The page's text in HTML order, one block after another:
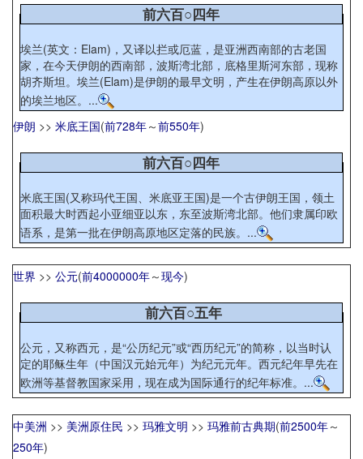
前六百○四年
埃兰(英文：Elam)，又译以拦或厄蓝，是亚洲西南部的古老国
家，在今天伊朗的西南部，波斯湾北部，底格里斯河东部，现称
胡齐斯坦。埃兰(Elam)是伊朗的最早文明，产生在伊朗高原以外
的埃兰地区。...
伊朗 >> 米底王国(前728年～前550年)
前六百○四年
米底王国(又称玛代王国、米底亚王国)是一个古伊朗王国，领土
面积最大时西起小亚细亚以东，东至波斯湾北部。他们隶属印欧
语系，是第一批在伊朗高原地区定落的民族。...
世界 >> 公元(前4000000年～现今)
前六百○五年
公元，又称西元，是“公历纪元”或“西历纪元”的简称，以当时认
定的耶稣生年（中国汉元始元年）为纪元元年。西元纪年早先在
欧洲等基督教国家采用，现在成为国际通行的纪年标准。...
中美洲 >> 美洲原住民 >> 玛雅文明 >> 玛雅前古典期(前2500年～
250年)